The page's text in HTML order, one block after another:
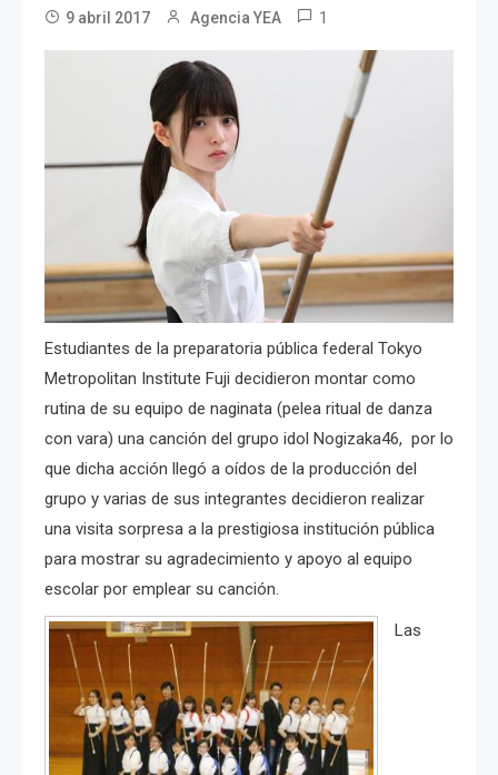
9 abril 2017 Agencia YEA 1
Estudiantes de la preparatoria pública federal Tokyo
Metropolitan Institute Fuji decidieron montar como
rutina de su equipo de naginata (pelea ritual de danza
con vara) una canción del grupo idol Nogizaka46, por lo
que dicha acción llegó a oídos de la producción del
grupo y varias de sus integrantes decidieron realizar
una visita sorpresa a la prestigiosa institución pública
para mostrar su agradecimiento y apoyo al equipo
escolar por emplear su canción.
Las